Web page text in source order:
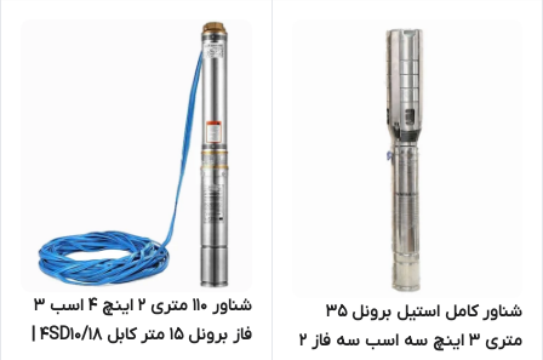
شناور کامل استیل برونل 35
متری 3 اینچ سه اسب سه فاز 2
شناور ۱۱۰ متری ۲ اینچ ۴ اسب ۳
فاز برونل ۱۵ متر کابل 4SD10/18 |